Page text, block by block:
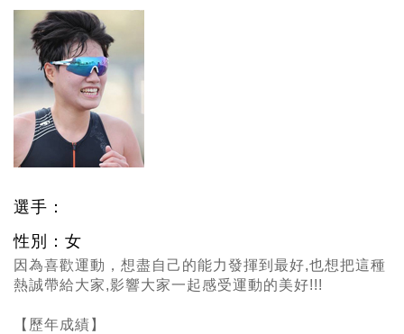
選手：
性別：女
因為喜歡運動， 想盡自己的能力發揮到最好,也想把這種
熱誠帶給大家,影響大家一起感受運動的美好!!!
【歷年成績】